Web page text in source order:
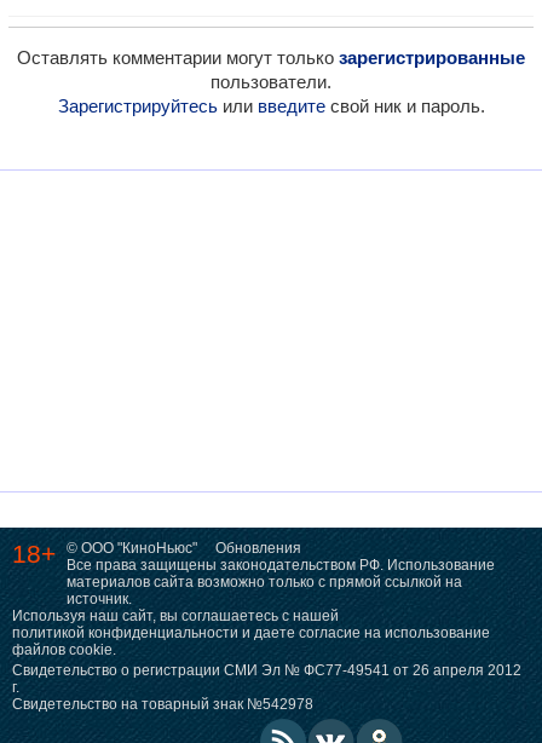
Оставлять комментарии могут только зарегистрированные
пользователи.
Зарегистрируйтесьили введитесвой ник и пароль.
18+ © ООО "КиноНьюс"
Обновления
Все права защищены законодательством РФ. Использование
материалов сайта возможно только с прямой ссылкой на
источник.
Используя наш сайт, вы соглашаетесь с нашей
политикой конфиденциальности и даете согласие на использование
файлов cookie.
Свидетельство о регистрации СМИ Эл № ФС77-49541 от 26 апреля 2012
г.
Свидетельство на товарный знак №542978